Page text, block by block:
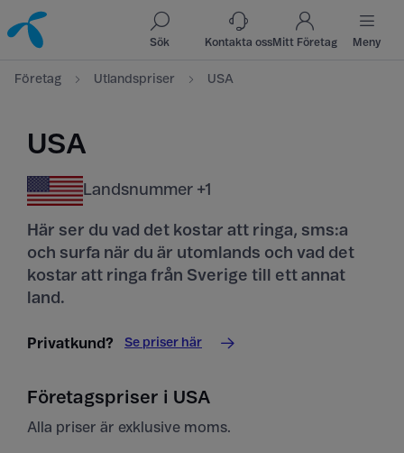
Till innehåll
Till sök
Sök Kontakta ossMitt Företag Meny
Företag Utlandspriser USA
USA
Landsnummer +1
Här ser du vad det kostar att ringa, sms:a
och surfa när du är utomlands och vad det
kostar att ringa från Sverige till ett annat
land.
Privatkund? Se priser här
Företagspriser i USA
Alla priser är exklusive moms.